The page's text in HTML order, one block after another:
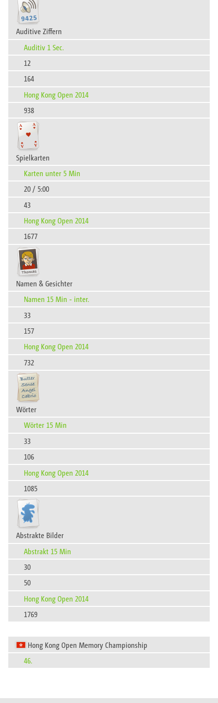
Auditive Ziffern
Auditiv 1 Sec.
12
164
Hong Kong Open 2014
938
Spielkarten
Karten unter 5 Min
20 / 5:00
43
Hong Kong Open 2014
1677
Namen & Gesichter
Namen 15 Min - inter.
33
157
Hong Kong Open 2014
732
Wörter
Wörter 15 Min
33
106
Hong Kong Open 2014
1085
Abstrakte Bilder
Abstrakt 15 Min
30
50
Hong Kong Open 2014
1769
Hong Kong Open Memory Championship
46.